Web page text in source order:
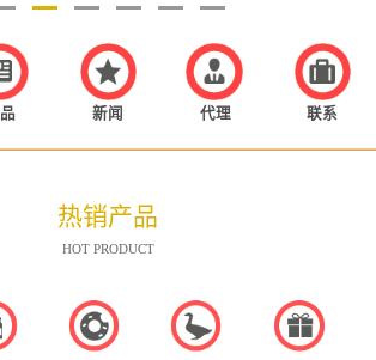
新闻 代理 联系
热销产品
HOT PRODUCT